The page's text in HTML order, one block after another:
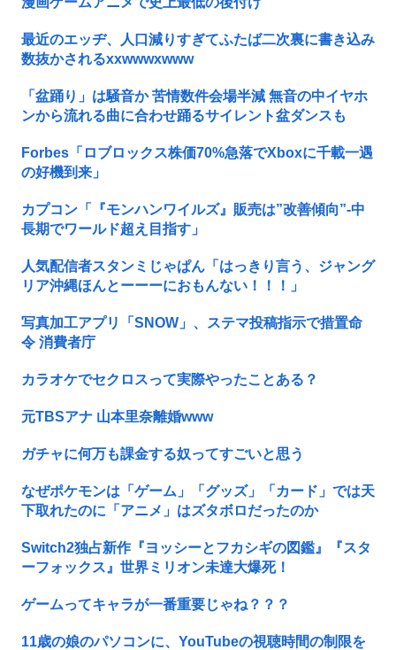
最近のエッヂ、人口減りすぎてふたば二次裏に書き込み
数抜かされるxxwwwxwww
「盆踊り」は騒音か 苦情数件会場半減 無音の中イヤホ
ンから流れる曲に合わせ踊るサイレント盆ダンスも
Forbes「ロブロックス株価70%急落でXboxに千載一遇
の好機到来」
カプコン「『モンハンワイルズ』販売は”改善傾向”-中
長期でワールド超え目指す」
人気配信者スタンミじゃぱん「はっきり言う、ジャング
リア沖縄ほんとーーーにおもんない！！！」
写真加工アプリ「SNOW」、ステマ投稿指示で措置命
令 消費者庁
カラオケでセクロスって実際やったことある？
元TBSアナ 山本里奈離婚www
ガチャに何万も課金する奴ってすごいと思う
なぜポケモンは「ゲーム」「グッズ」「カード」では天
下取れたのに「アニメ」はズタボロだったのか
Switch2独占新作『ヨッシーとフカシギの図鑑』『スタ
ーフォックス』世界ミリオン未達大爆死！
ゲームってキャラが一番重要じゃね？？？
11歳の娘のパソコンに、YouTubeの視聴時間の制限を